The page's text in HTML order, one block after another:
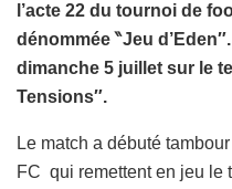
l’acte 22 du tournoi de
dénommée ‶Jeu
dimanche 5 juillet sur le
Tensions″.
Le match a débuté
FC qui remettent en jeu le